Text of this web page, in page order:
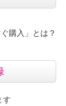
ぐ購入」とは？
す